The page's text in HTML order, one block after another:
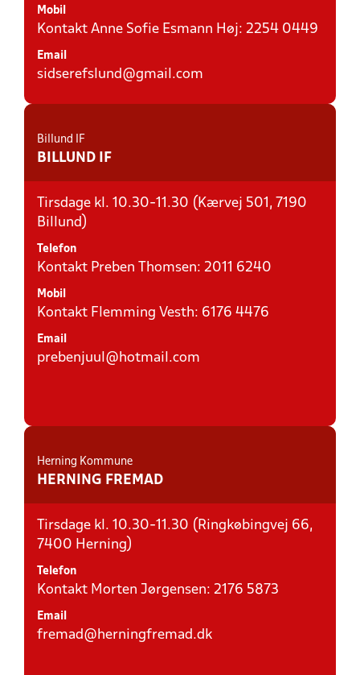
Mobil
Kontakt Anne Sofie Esmann Høj: 2254 0449
Email
sidserefslund@gmail.com
Billund IF
BILLUND IF
Tirsdage kl. 10.30-11.30 (Kærvej 501, 7190
Billund)
Telefon
Kontakt Preben Thomsen: 2011 6240
Mobil
Kontakt Flemming Vesth: 6176 4476
Email
prebenjuul@hotmail.com
Herning Kommune
HERNING FREMAD
Tirsdage kl. 10.30-11.30 (Ringkøbingvej 66,
7400 Herning)
Telefon
Kontakt Morten Jørgensen: 2176 5873
Email
fremad@herningfremad.dk